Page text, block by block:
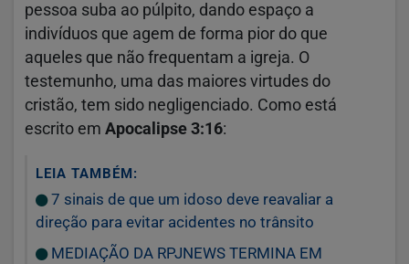
pessoa suba ao púlpito, dando espaço a
indivíduos que agem de forma pior do que
aqueles que não frequentam a igreja. O
testemunho, uma das maiores virtudes do
cristão, tem sido negligenciado. Como está
escrito em Apocalipse 3:16:
LEIA TAMBÉM:
7 sinais de que um idoso deve reavaliar a
direção para evitar acidentes no trânsito
MEDIAÇÃO DA RPJNEWS TERMINA EM